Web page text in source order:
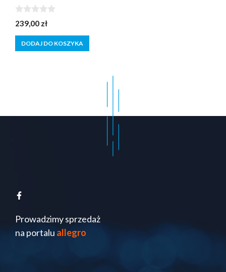
0
z
5
239,00 zł
DODAJ DO KOSZYKA
Prowadzimy sprzedaż
na portalu allegro